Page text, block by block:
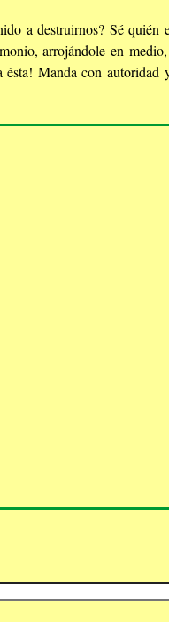
a destruirnos? Sé
arrojándole en
Manda con